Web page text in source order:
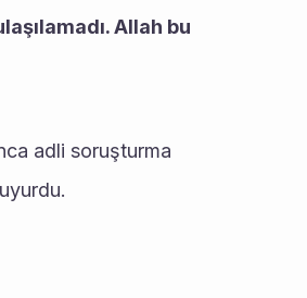
Allah bu
adli soruşturma